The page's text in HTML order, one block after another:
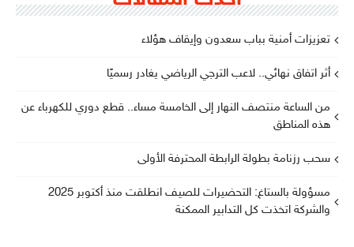
تعزيزات أمنية بباب سعدون وإيقاف هؤلاء
أثر اتفاق نهائي.. لاعب الترجي الرياضي يغادر رسميًا
من الساعة منتصف النهار إلى الخامسة مساء.. قطع دوري للكهرباء عن
هذه المناطق
سحب رزنامة بطولة الرابطة المحترفة الأولى
مسؤولة بالستاغ: التحضيرات للصيف انطلقت منذ أكتوبر 2025
والشركة اتخذت كل التدابير الممكنة